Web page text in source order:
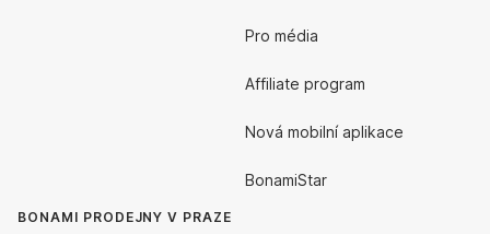
Pro média
Affiliate program
Nová mobilní aplikace
BonamiStar
BONAMI PRODEJNY V PRAZE